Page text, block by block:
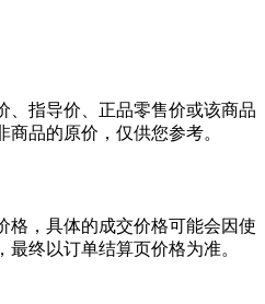
、指导价、正品零售价或该商品
品的原价，仅供您参考。
格，具体的成交价格可能会因使
终以订单结算页价格为准。